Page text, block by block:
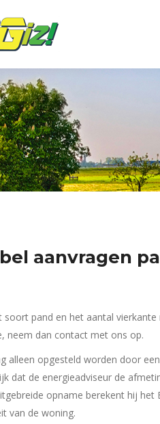
aanvragen
soort pand en het aantal
neem dan contact met ons op.
alleen opgesteld worden door
dat de energieadviseur de
opname berekent hij
van de woning.